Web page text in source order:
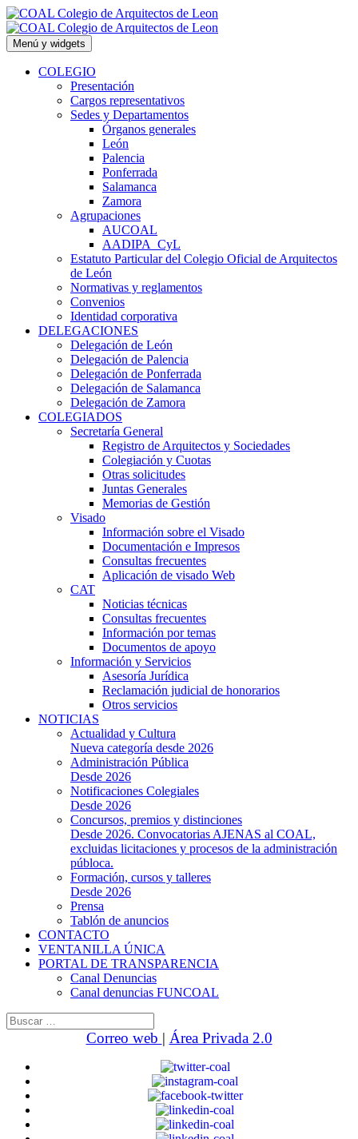
Saltar
al
contenido
Menú y widgets
COLEGIO
Presentación
Cargos representativos
Sedes y Departamentos
Órganos generales
León
Palencia
Ponferrada
Salamanca
Zamora
Agrupaciones
AUCOAL
AADIPA_CyL
Estatuto Particular del Colegio Oficial de Arquitectos
de León
Normativas y reglamentos
Convenios
Identidad corporativa
DELEGACIONES
Delegación de León
Delegación de Palencia
Delegación de Ponferrada
Delegación de Salamanca
Delegación de Zamora
COLEGIADOS
Secretaría General
Registro de Arquitectos y Sociedades
Colegiación y Cuotas
Otras solicitudes
Juntas Generales
Memorias de Gestión
Visado
Información sobre el Visado
Documentación e Impresos
Consultas frecuentes
Aplicación de visado Web
CAT
Noticias técnicas
Consultas frecuentes
Información por temas
Documentos de apoyo
Información y Servicios
Asesoría Jurídica
Reclamación judicial de honorarios
Otros servicios
NOTICIAS
Actualidad y Cultura
Nueva categoría desde 2026
Administración Pública
Desde 2026
Notificaciones Colegiales
Desde 2026
Concursos, premios y distinciones
Desde 2026. Convocatorias AJENAS al COAL,
excluidas licitaciones y procesos de la administración
públoca.
Formación, cursos y talleres
Desde 2026
Prensa
Tablón de anuncios
CONTACTO
VENTANILLA ÚNICA
PORTAL DE TRANSPARENCIA
Canal Denuncias
Canal denuncias FUNCOAL
Buscar:
Correo web | Área Privada 2.0